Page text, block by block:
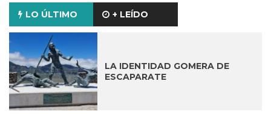
LO ÚLTIMO + LEÍDO
LA IDENTIDAD GOMERA DE
ESCAPARATE